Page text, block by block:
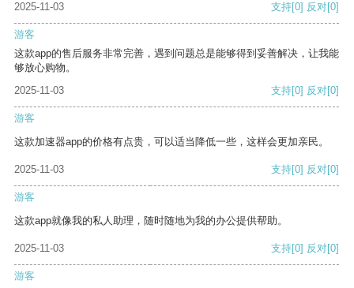
2025-11-03 支持[0] 反对[0]
游客
这款app的售后服务非常完善，遇到问题总是能够得到妥善解决，让我能
够放心购物。
2025-11-03
支持[0] 反对[0]
游客
这款加速器app的价格有点贵，可以适当降低一些，这样会更加亲民。
2025-11-03 支持[0] 反对[0]
游客
这款app就像我的私人助理，随时随地为我的办公提供帮助。
2025-11-03 支持[0] 反对[0]
游客